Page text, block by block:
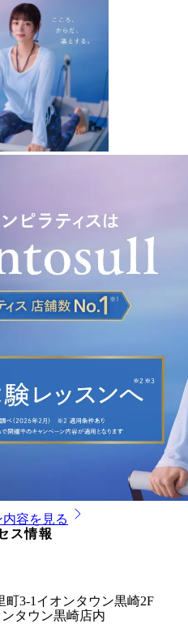
容を見る
ス情報
3-1イオンタウン黒崎2F
タウン黒崎店内